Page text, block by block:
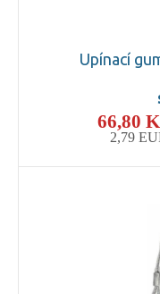
Upínací
66,80
2,79